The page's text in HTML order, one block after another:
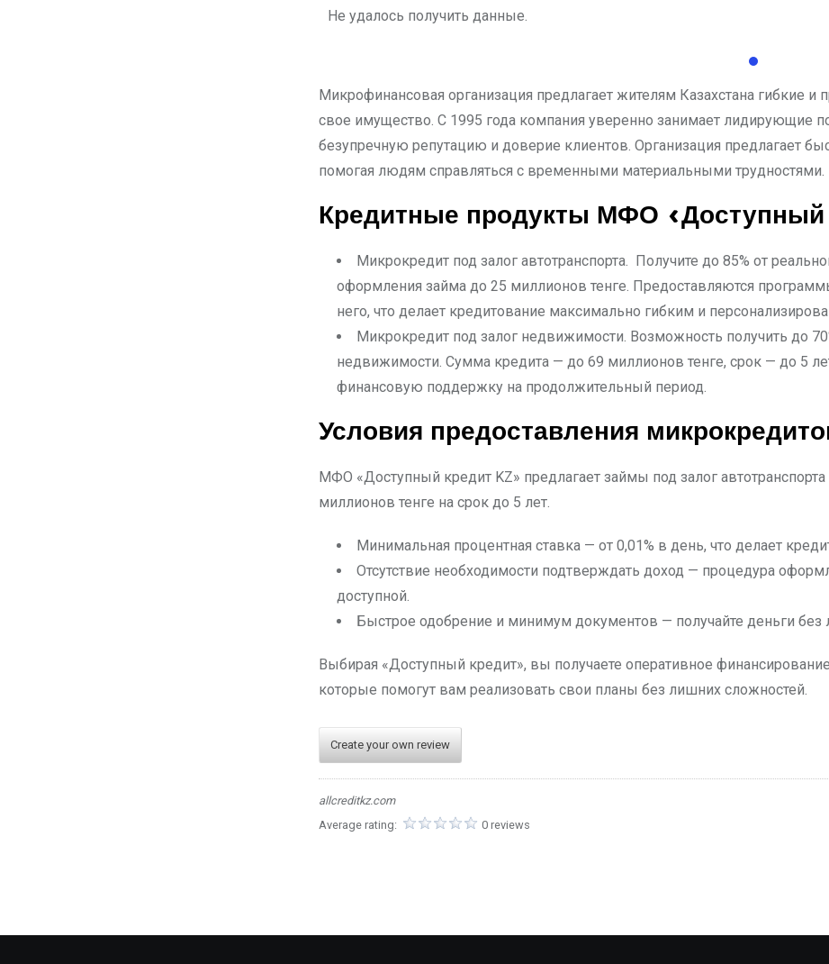
Не удалось получить данные.
Микрофинансовая организация предлагает жителям Казахстана гибкие
свое имущество. С 1995 года компания уверенно занимает лидирующие
безупречную репутацию и доверие клиентов. Организация предлагает
помогая людям справляться с временными материальными трудностями.
Кредитные продукты МФО «Доступный
Микрокредит под залог автотранспорта. Получите до 85% от
оформления займа до 25 миллионов тенге. Предоставляются
него, что делает кредитование максимально гибким и
Микрокредит под залог недвижимости. Возможность получить до
недвижимости. Сумма кредита — до 69 миллионов тенге, срок — до 5
финансовую поддержку на продолжительный период.
Условия предоставления
МФО «Доступный кредит KZ» предлагает займы под залог
миллионов тенге на срок до 5 лет.
Минимальная процентная ставка — от 0,01% в день, что делает
Отсутствие необходимости подтверждать доход — процедура
доступной.
Быстрое одобрение и минимум документов — получайте деньги без
Выбирая «Доступный кредит», вы получаете оперативное
которые помогут вам реализовать свои планы без лишних сложностей.
Create your own review
allcreditkz.com
Average rating:
0 reviews